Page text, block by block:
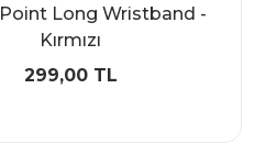
Long Wristband -
Kırmızı
299,00 TL